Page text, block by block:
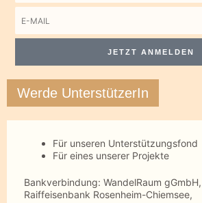
E-
Mail
JETZT ANMELDEN
Werde UnterstützerIn
Für unseren Unterstützungsfond
Für eines unserer Projekte
Bankverbindung: WandelRaum gGmbH,
Raiffeisenbank Rosenheim-Chiemsee,